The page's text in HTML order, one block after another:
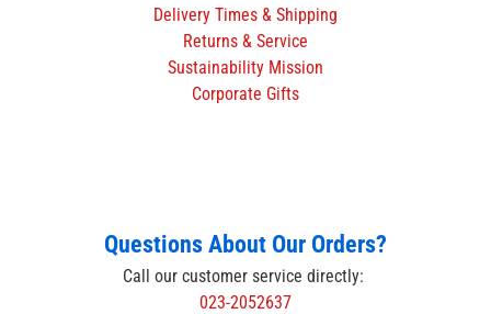
Delivery Times & Shipping
Returns & Service
Sustainability Mission
Corporate Gifts
Questions About Our Orders?
Call our customer service directly:
023-2052637